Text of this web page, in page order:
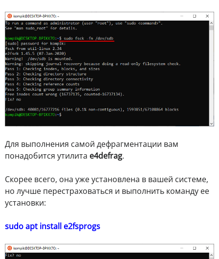
Для выполнения самой дефрагментации вам
понадобится утилита e4defrag.
Скорее всего, она уже установлена в вашей системе,
но лучше перестраховаться и выполнить команду ее
установки:
sudo apt install e2fsprogs